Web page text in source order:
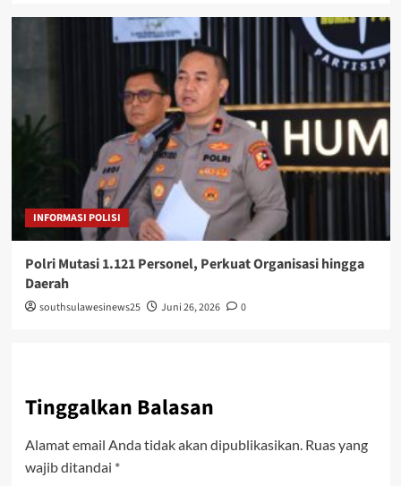
INFORMASI POLISI
Polri Mutasi 1.121 Personel, Perkuat Organisasi hingga
Daerah
southsulawesinews25 Juni 26, 2026 0
Tinggalkan Balasan
Alamat email Anda tidak akan dipublikasikan. Ruas yang
wajib ditandai *